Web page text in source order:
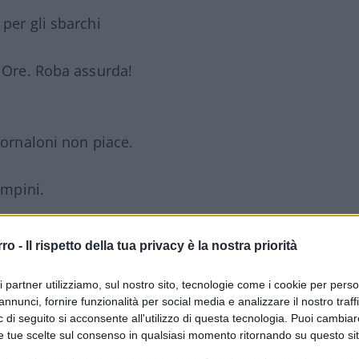
- Il rispetto della tua privacy è la nostra priorità
partner utilizziamo, sul nostro sito, tecnologie come i cookie per
fornire funzionalità per social media e analizzare il nostro
di seguito si acconsente all'utilizzo di questa tecnologia. Puoi
tue scelte sul consenso in qualsiasi momento ritornando su questo
gli sbarchi
Roba assurda!
non piace.
#MATTEO SALVINI
35
Leggi i commenti